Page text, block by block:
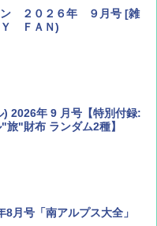
ン ２０２６年 ９月号 [雑
Ｙ ＦＡＮ)
) 2026年 9 月号【特別付録:
旅"財布 ランダム2種】
8月号「南アルプス大全」